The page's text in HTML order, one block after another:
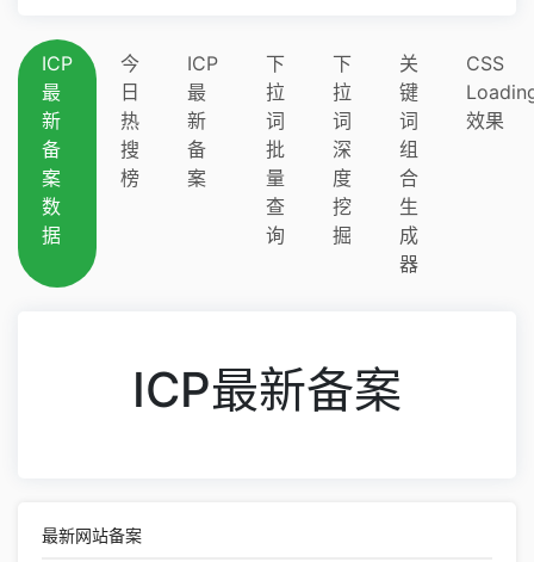
ICP
最
新
备
案
数
据
今
日
热
搜
榜
ICP
最
新
备
案
下
拉
词
批
量
查
询
下
拉
词
深
度
挖
掘
关
键
词
组
合
生
成
器
CSS
效果
ICP最新备案
最新网站备案